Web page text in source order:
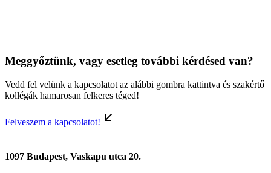
Meggyőztünk, vagy esetleg további kérdésed van?
Vedd fel velünk a kapcsolatot az alábbi gombra kattintva és szakértő
kollégák hamarosan felkeres téged!
Felveszem a kapcsolatot!
1097 Budapest, Vaskapu utca 20.